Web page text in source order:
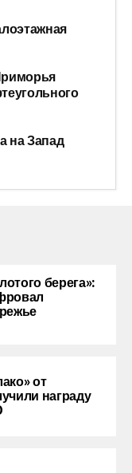
на Запад
берега»:
от
награду